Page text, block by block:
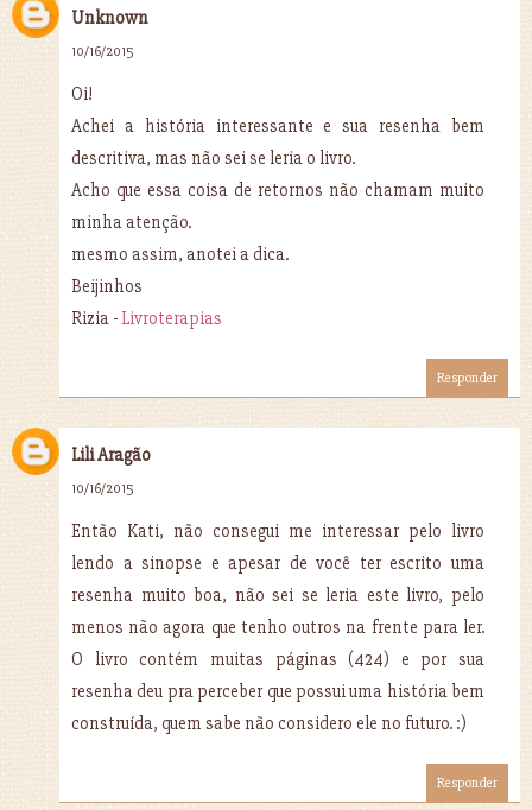
Unknown
10/16/2015
Oi!
Achei a história interessante e sua resenha bem
descritiva, mas não sei se leria o livro.
Acho que essa coisa de retornos não chamam muito
minha atenção.
mesmo assim, anotei a dica.
Beijinhos
Rizia - Livroterapias
Responder
Lili Aragão
10/16/2015
Então Kati, não consegui me interessar pelo livro
lendo a sinopse e apesar de você ter escrito uma
resenha muito boa, não sei se leria este livro, pelo
menos não agora que tenho outros na frente para ler.
O livro contém muitas páginas (424) e por sua
resenha deu pra perceber que possui uma história bem
construída, quem sabe não considero ele no futuro. :)
Responder